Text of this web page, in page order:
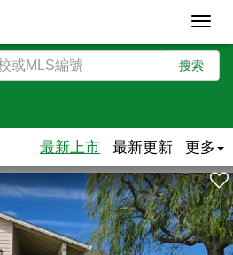
搜索
最新上市 最新更新 更多